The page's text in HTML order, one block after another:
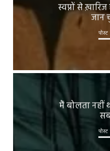
स्वप्नों से
जान
मैं बोलता नहीं